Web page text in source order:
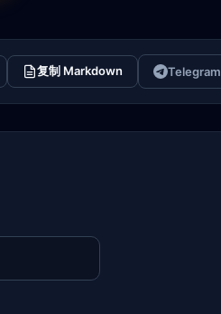
复制 Markdown Telegram